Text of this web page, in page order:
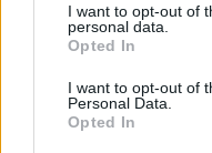
not limited to your visit
grant or deny consent
use your data for below
consent section.
I want to opt-out of
personal data.
Opted In
I want to opt-out of
Personal Data.
Opted In